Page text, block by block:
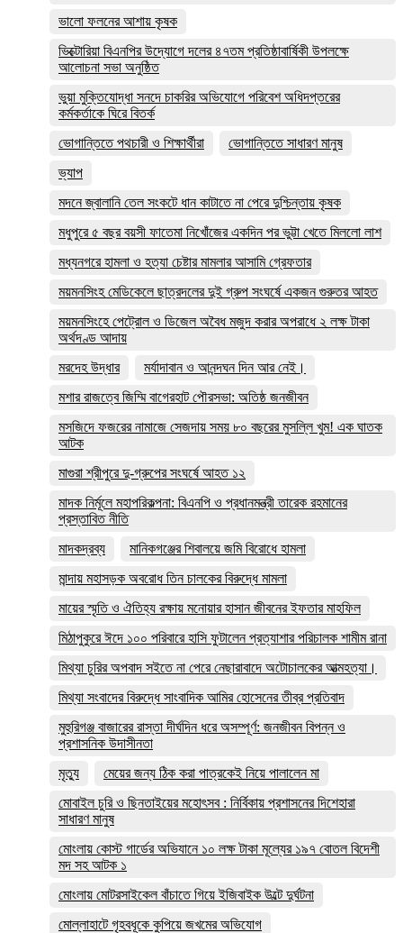
ভালো ফলনের আশায় কৃষক
ভিক্টোরিয়া বিএনপির উদ্যোগে দলের ৪৭তম প্রতিষ্ঠাবার্ষিকী উপলক্ষে
আলোচনা সভা অনুষ্ঠিত
ভুয়া মুক্তিযোদ্ধা সনদে চাকরির অভিযোগে পরিবেশ অধিদপ্তরের
কর্মকর্তাকে ঘিরে বিতর্ক
ভোগান্তিতে পথচারী ও শিক্ষার্থীরা
ভোগান্তিতে সাধারণ মানুষ
ভ্যাপ
মদনে জ্বালানি তেল সংকটে ধান কাটাতে না পেরে দুশ্চিন্তায় কৃষক
মধুপুরে ৫ বছর বয়সী ফাতেমা নিখোঁজের একদিন পর ভুট্টা খেতে মিললো লাশ
মধ্যনগরে হামলা ও হত্যা চেষ্টার মামলার আসামি গ্রেফতার
ময়মনসিংহ মেডিকেলে ছাত্রদলের দুই গ্রুপ সংঘর্ষে একজন গুরুতর আহত
ময়মনসিংহে পেট্রোল ও ডিজেল অবৈধ মজুদ করার অপরাধে ২ লক্ষ টাকা
অর্থদণ্ড আদায়
মরদেহ উদ্ধার
মর্যাদাবান ও আনন্দঘন দিন আর নেই।
মশার রাজত্বে জিম্মি বাগেরহাট পৌরসভা: অতিষ্ঠ জনজীবন
মসজিদে ফজরের নামাজে সেজদায় সময় ৮০ বছরের মুসল্লি খুম! এক ঘাতক
আটক
মাগুরা শ্রীপুরে দু-গ্রুপের সংঘর্ষে আহত ১২
মাদক নির্মূলে মহাপরিকল্পনা: বিএনপি ও প্রধানমন্ত্রী তারেক রহমানের
প্রস্তাবিত নীতি
মাদকদ্রব্য
মানিকগঞ্জের শিবালয়ে জমি বিরোধে হামলা
মান্দায় মহাসড়ক অবরোধ তিন চালকের বিরুদ্ধে মামলা
মায়ের স্মৃতি ও ঐতিহ্য রক্ষায় মনোয়ার হাসান জীবনের ইফতার মাহফিল
মিঠাপুকুরে ঈদে ১০০ পরিবারে হাসি ফুটালেন প্রত্যাশার পরিচালক শামীম রানা
মিথ্যা চুরির অপবাদ সইতে না পেরে নেছারাবাদে অটোচালকের আত্মহত্যা।
মিথ্যা সংবাদের বিরুদ্ধে সাংবাদিক আমির হোসেনের তীব্র প্রতিবাদ
মুহুরিগঞ্জ বাজারের রাস্তা দীর্ঘদিন ধরে অসম্পূর্ণ: জনজীবন বিপন্ন ও
প্রশাসনিক উদাসীনতা
মৃত্যু
মেয়ের জন্য ঠিক করা পাত্রকেই নিয়ে পালালেন মা
মোবাইল চুরি ও ছিনতাইয়ের মহোৎসব : নির্বিকায় প্রশাসনের দিশেহারা
সাধারণ মানুষ
মোংলায় কোস্ট গার্ডের অভিযানে ১০ লক্ষ টাকা মূল্যের ১৯৭ বোতল বিদেশী
মদ সহ আটক ১
মোংলায় মোটরসাইকেল বাঁচাতে গিয়ে ইজিবাইক উল্টে দুর্ঘটনা
মোল্লাহাটে গৃহবধূকে কুপিয়ে জখমের অভিযোগ